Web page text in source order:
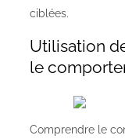
ciblées.
Utilisation
le
Comprendre le